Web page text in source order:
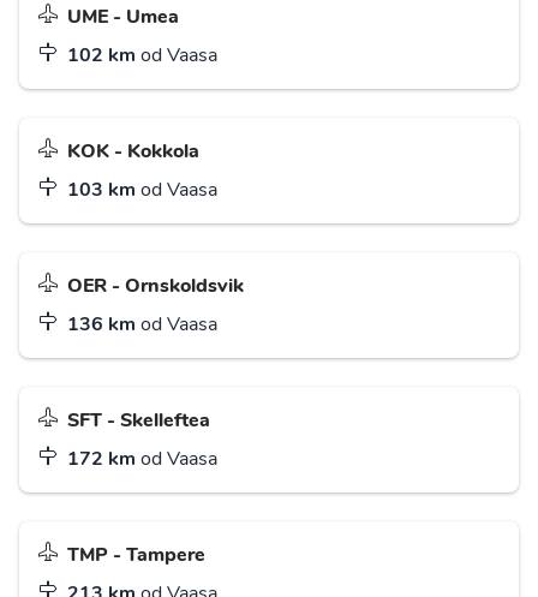
UME - Umea
102 km od Vaasa
KOK - Kokkola
103 km od Vaasa
OER - Ornskoldsvik
136 km od Vaasa
SFT - Skelleftea
172 km od Vaasa
TMP - Tampere